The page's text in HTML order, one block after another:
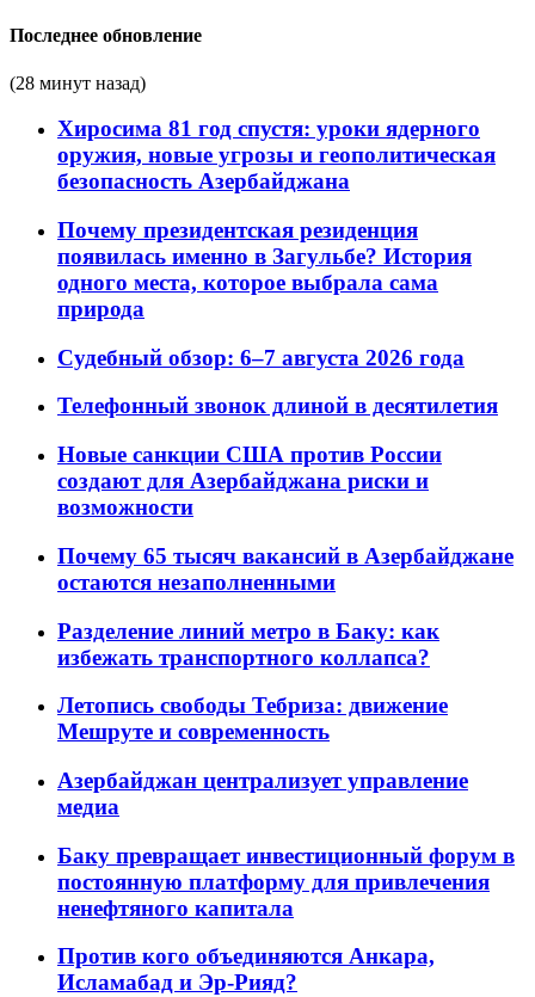
Последнее обновление
(28 минут назад)
Хиросима 81 год спустя: уроки ядерного
оружия, новые угрозы и геополитическая
безопасность Азербайджана
Почему президентская резиденция
появилась именно в Загульбе? История
одного места, которое выбрала сама
природа
Судебный обзор: 6–7 августа 2026 года
Телефонный звонок длиной в десятилетия
Новые санкции США против России
создают для Азербайджана риски и
возможности
Почему 65 тысяч вакансий в Азербайджане
остаются незаполненными
Разделение линий метро в Баку: как
избежать транспортного коллапса?
Летопись свободы Тебриза: движение
Мешруте и современность
Азербайджан централизует управление
медиа
Баку превращает инвестиционный форум в
постоянную платформу для привлечения
ненефтяного капитала
Против кого объединяются Анкара,
Исламабад и Эр-Рияд?